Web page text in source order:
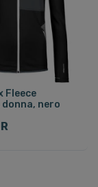
Fleece
nero